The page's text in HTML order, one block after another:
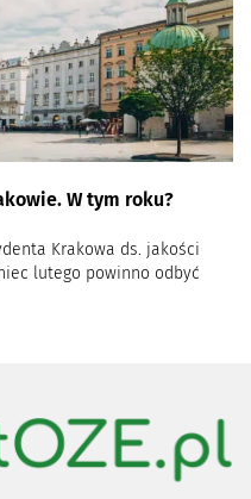
W tym roku?
Krakowa ds. jakości
lutego powinno odbyć